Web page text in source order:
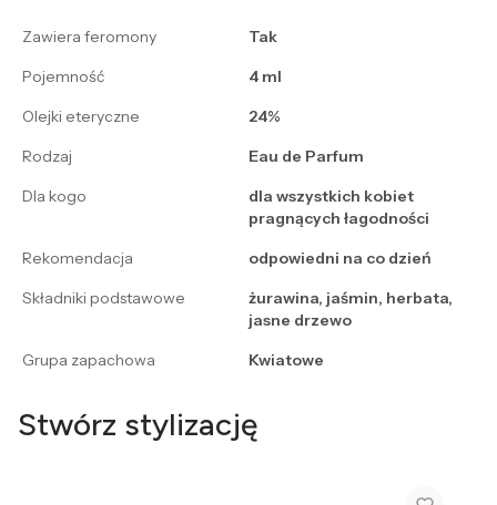
Zawiera feromony
Tak
Pojemność
4 ml
Olejki eteryczne
24%
Rodzaj
Eau de Parfum
Dla kogo
dla wszystkich kobiet
pragnących łagodności
Rekomendacja
odpowiedni na co dzień
Składniki podstawowe
żurawina, jaśmin, herbata,
jasne drzewo
Grupa zapachowa
Kwiatowe
Stwórz stylizację